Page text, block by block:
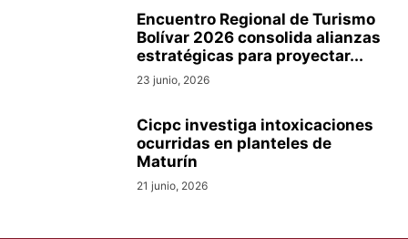
Encuentro Regional de Turismo
Bolívar 2026 consolida alianzas
estratégicas para proyectar...
23 junio, 2026
Cicpc investiga intoxicaciones
ocurridas en planteles de
Maturín
21 junio, 2026